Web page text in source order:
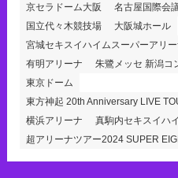
京セラドーム大阪
名古屋国際会
国立代々木競技場
大阪城ホール
宮城セキスイハイムスーパーアリ
有明アリーナ
朱鷺メッセ 新潟コ
東京ドーム
東方神起 20th Anniversary LIVE
横浜アリーナ
真駒内セキスイハ
超アリーナツアー2024 SUPER